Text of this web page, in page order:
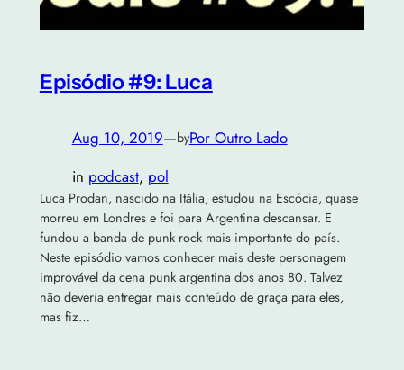
Episódio #9: Luca
Aug 10, 2019—byPor Outro Lado
in podcast, pol
Luca Prodan, nascido na Itália, estudou na Escócia, quase
morreu em Londres e foi para Argentina descansar. E
fundou a banda de punk rock mais importante do país.
Neste episódio vamos conhecer mais deste personagem
improvável da cena punk argentina dos anos 80. Talvez
não deveria entregar mais conteúdo de graça para eles,
mas fiz…